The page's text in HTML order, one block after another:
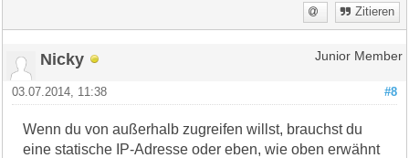
Zitieren
Nicky Junior Member
#8
03.07.2014, 11:38
Wenn du von außerhalb zugreifen willst, brauchst du
eine statische IP-Adresse oder eben, wie oben erwähnt